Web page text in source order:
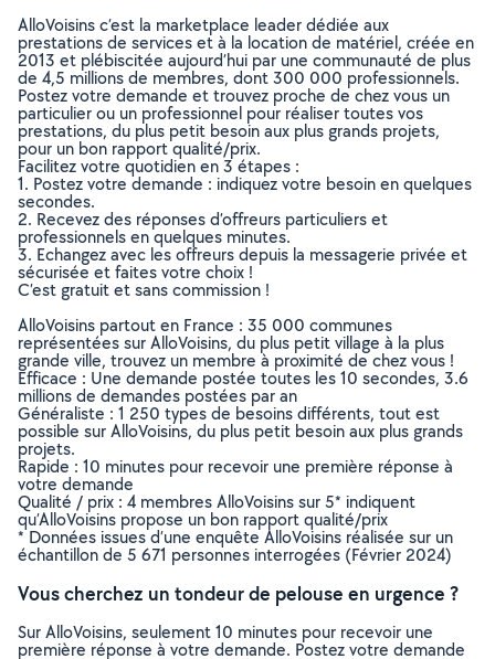
AlloVoisins c’est la marketplace leader dédiée aux
prestations de services et à la location de matériel, créée en
2013 et plébiscitée aujourd’hui par une communauté de plus
de 4,5 millions de membres, dont 300 000 professionnels.
Postez votre demande et trouvez proche de chez vous un
particulier ou un professionnel pour réaliser toutes vos
prestations, du plus petit besoin aux plus grands projets,
pour un bon rapport qualité/prix.
Facilitez votre quotidien en 3 étapes :
1. Postez votre demande : indiquez votre besoin en quelques
secondes.
2. Recevez des réponses d’offreurs particuliers et
professionnels en quelques minutes.
3. Echangez avec les offreurs depuis la messagerie privée et
sécurisée et faites votre choix !
C’est gratuit et sans commission !
AlloVoisins partout en France : 35 000 communes
représentées sur AlloVoisins, du plus petit village à la plus
grande ville, trouvez un membre à proximité de chez vous !
Efficace : Une demande postée toutes les 10 secondes, 3.6
millions de demandes postées par an
Généraliste : 1 250 types de besoins différents, tout est
possible sur AlloVoisins, du plus petit besoin aux plus grands
projets.
Rapide : 10 minutes pour recevoir une première réponse à
votre demande
Qualité / prix : 4 membres AlloVoisins sur 5* indiquent
qu’AlloVoisins propose un bon rapport qualité/prix
* Données issues d’une enquête AlloVoisins réalisée sur un
échantillon de 5 671 personnes interrogées (Février 2024)
Vous cherchez un tondeur de pelouse en urgence ?
Sur AlloVoisins, seulement 10 minutes pour recevoir une
première réponse à votre demande. Postez votre demande